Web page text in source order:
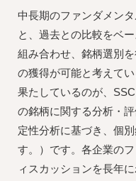
中長期のファンダメン
と、過去との比較をベ
組み合わせ、銘柄選別
の獲得が可能と考えて
果たしているのが、
の銘柄に関する分析・
定性分析に基づき、個
す。）です。各企業の
ィスカッションを長年